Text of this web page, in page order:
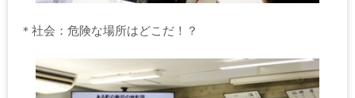
＊社会：危険な場所はどこだ！？